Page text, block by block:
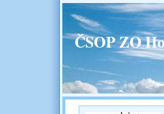
ČSOP ZO